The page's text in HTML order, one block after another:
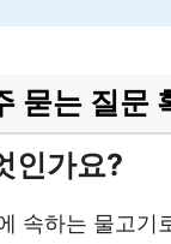
묻는 질문
인가요?
속하는 물고기